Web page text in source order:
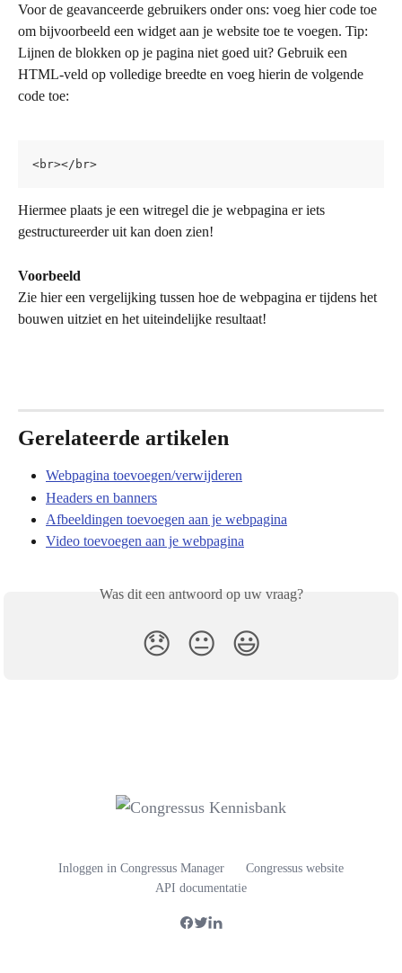
Voor de geavanceerde gebruikers onder ons: voeg hier code toe
om bijvoorbeeld een widget aan je website toe te voegen. Tip:
Lijnen de blokken op je pagina niet goed uit? Gebruik een
HTML-veld op volledige breedte en voeg hierin de volgende
code toe:
<br></br>
Hiermee plaats je een witregel die je webpagina er iets
gestructureerder uit kan doen zien!
Voorbeeld
Zie hier een vergelijking tussen hoe de webpagina er tijdens het
bouwen uitziet en het uiteindelijke resultaat!
Gerelateerde artikelen
Webpagina toevoegen/verwijderen
Headers en banners
Afbeeldingen toevoegen aan je webpagina
Video toevoegen aan je webpagina
Was dit een antwoord op uw vraag?
😞 😐 😃
Inloggen in Congressus Manager
Congressus website
API documentatie